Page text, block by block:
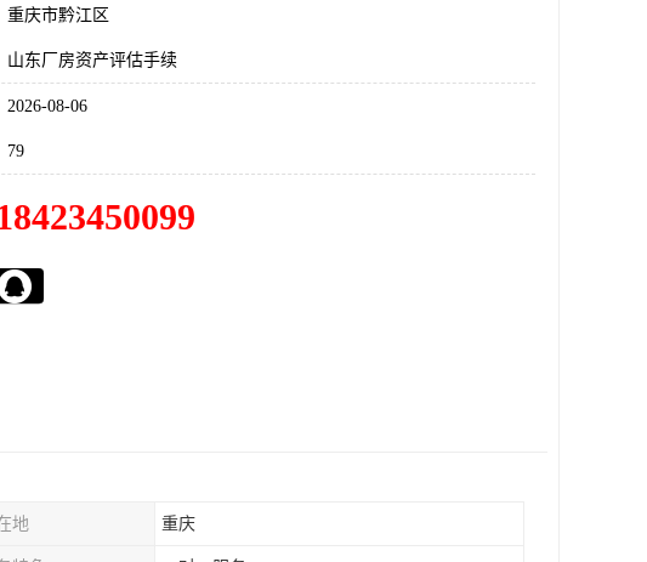
重庆市黔江区
山东厂房资产评估手续
2026-08-06
79
地 重庆